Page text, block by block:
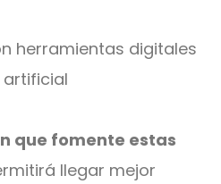
herramientas digitales
artificial
que fomente estas
llegar mejor